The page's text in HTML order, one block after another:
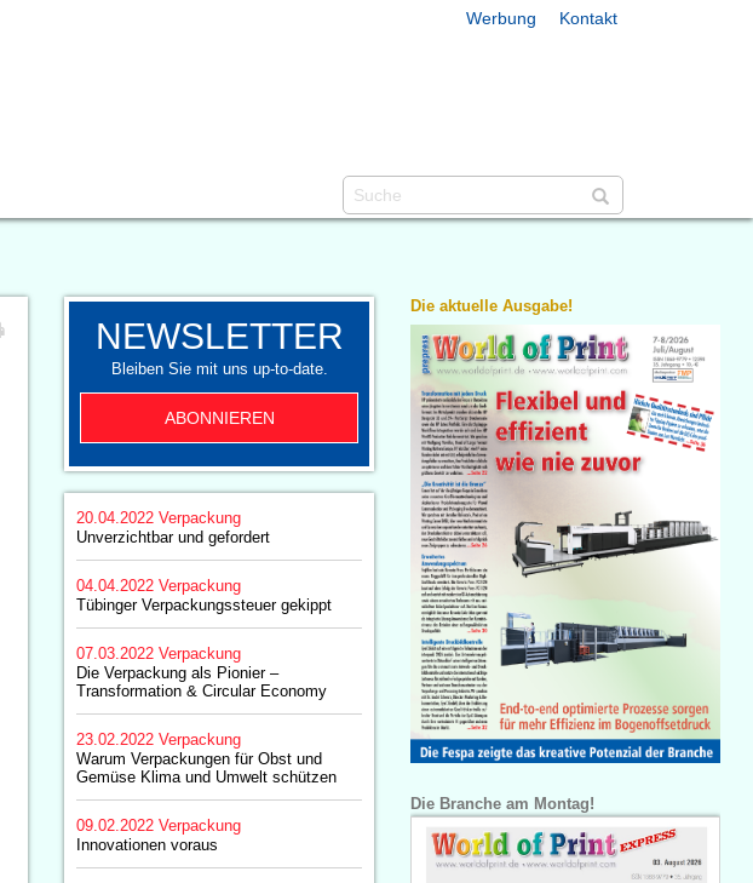
Werbung Kontakt
NEWSLETTER
Bleiben Sie mit uns up-to-date.
ABONNIEREN
20.04.2022 Verpackung
Unverzichtbar und gefordert
04.04.2022 Verpackung
Tübinger Verpackungssteuer gekippt
07.03.2022 Verpackung
Die Verpackung als Pionier –
Transformation & Circular Economy
23.02.2022 Verpackung
Warum Verpackungen für Obst und
Gemüse Klima und Umwelt schützen
09.02.2022 Verpackung
Innovationen voraus
Die aktuelle Ausgabe!
Die Branche am Montag!